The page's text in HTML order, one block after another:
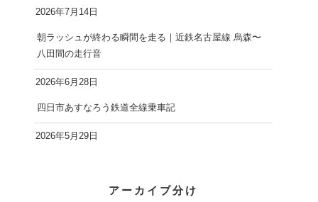
2026年7月14日
朝ラッシュが終わる瞬間を走る｜近鉄名古屋線 烏森〜
八田間の走行音
2026年6月28日
四日市あすなろう鉄道全線乗車記
2026年5月29日
アーカイブ分け